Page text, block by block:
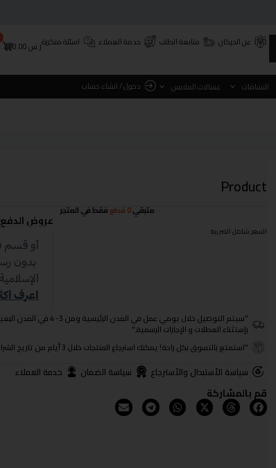
عن الحركان متابعة الطلب خدمة العملاء اسئلة متكررةر.س0.00
النشافات غسالات الملابس دخول / انشاء حساب
Product
السعر شامل الضريبة
متبقي0 قطع فقط في المتجر
عروض الدفع
"سيتم التوصيل خلال يومي عمل في المدن الرئيسية ومن 3- 4 في المدن البعيدة.
بإستثناء العطلات و الإجازات الرسمية."
"استمتع بالتسوق بكل راحة! يمكنك استرجاع المنتجات خلال 3 أيام من تاريخ الشراء بكل سهولة."
سياسة الأستبدال والأسترجاع سياسة الضمان خدمة العملاء
قم بالمشاركة